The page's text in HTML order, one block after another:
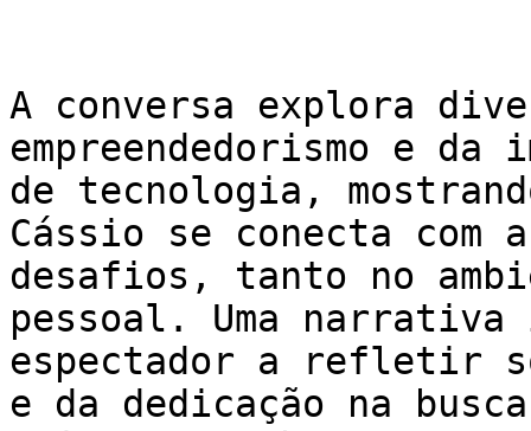
A conversa explora
empreendedorismo e da
de tecnologia,
Cássio se conecta com
desafios, tanto no
pessoal. Uma
espectador a refletir
e da dedicação na